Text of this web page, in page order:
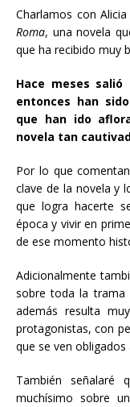
Charlamos con
Roma, una novela
que ha recibido muy
Hace meses
entonces han
que han ido
novela tan
Por lo que
clave de la novela y
que logra hacerte
época y vivir en
de ese momento
Adicionalmente
sobre toda la trama
además resulta
protagonistas, con
que se ven obligados
También señalaré
muchísimo sobre